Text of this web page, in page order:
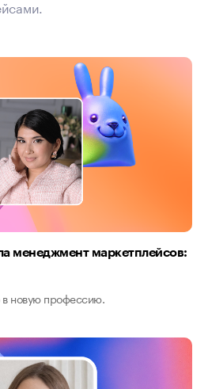
менеджмент маркетплейсов:
в новую профессию.